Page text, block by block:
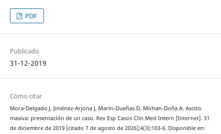
PDF
Publicado
31-12-2019
Cómo citar
Mora-Delgado J, Jiménez-Arjona J, Marín-Dueñas D, Michan-Doña A. Ascitis
masiva: presentación de un caso. Rev Esp Casos Clin Med Intern [Internet]. 31
de diciembre de 2019 [citado 7 de agosto de 2026];4(3):103-6. Disponible en: